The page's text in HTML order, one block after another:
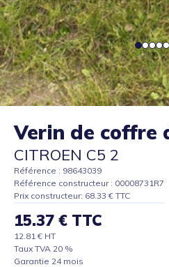
Verin de coffre
CITROEN C5 2
Référence : 98643039
Référence constructeur : 00008731R7
Prix constructeur: 68.33 € TTC
15.37 € TTC
12.81 € HT
Taux TVA 20 %
Garantie 24 mois